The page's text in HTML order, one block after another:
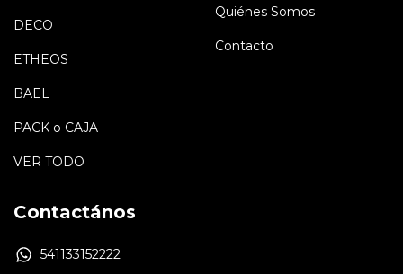
DECO
ETHEOS
BAEL
PACK o CAJA
VER TODO
Quiénes Somos
Contacto
Contactános
541133152222